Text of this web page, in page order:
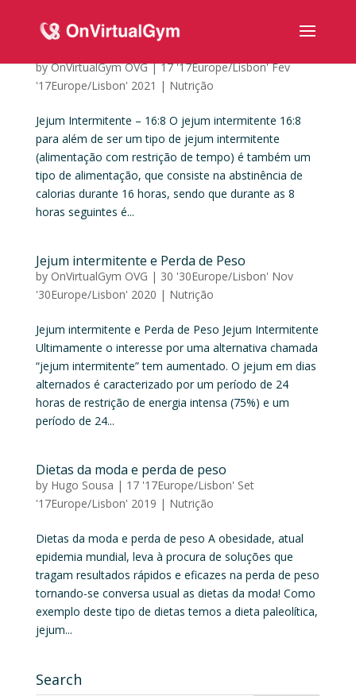
byOnVirtualGym OVG|17 '17Europe/Lisbon' Fev
'17Europe/Lisbon' 2021 | Nutrição
Jejum Intermitente – 16:8 O jejum intermitente 16:8
para além de ser um tipo de jejum intermitente
(alimentação com restrição de tempo) é também um
tipo de alimentação, que consiste na abstinência de
calorias durante 16 horas, sendo que durante as 8
horas seguintes é...
Jejum intermitente e Perda de Peso
by OnVirtualGym OVG | 30 '30Europe/Lisbon' Nov
'30Europe/Lisbon' 2020 | Nutrição
Jejum intermitente e Perda de Peso Jejum Intermitente
Ultimamente o interesse por uma alternativa chamada
“jejum intermitente” tem aumentado. O jejum em dias
alternados é caracterizado por um período de 24
horas de restrição de energia intensa (75%) e um
período de 24...
Dietas da moda e perda de peso
by Hugo Sousa | 17 '17Europe/Lisbon' Set
'17Europe/Lisbon' 2019 | Nutrição
Dietas da moda e perda de peso A obesidade, atual
epidemia mundial, leva à procura de soluções que
tragam resultados rápidos e eficazes na perda de peso
tornando-se conversa usual as dietas da moda! Como
exemplo deste tipo de dietas temos a dieta paleolítica,
jejum...
Search